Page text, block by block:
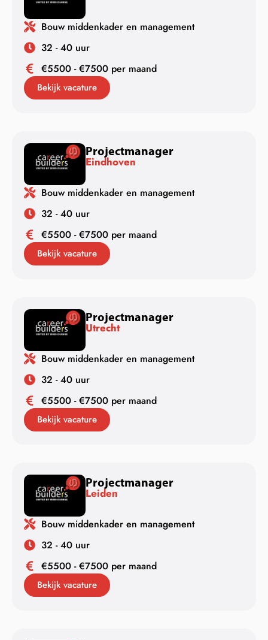
Bouw middenkader en management
32 - 40 uur
€5500 - €7500 per maand
Bekijk vacature
Projectmanager
Eindhoven
Bouw middenkader en management
32 - 40 uur
€5500 - €7500 per maand
Bekijk vacature
Projectmanager
Utrecht
Bouw middenkader en management
32 - 40 uur
€5500 - €7500 per maand
Bekijk vacature
Projectmanager
Leiden
Bouw middenkader en management
32 - 40 uur
€5500 - €7500 per maand
Bekijk vacature